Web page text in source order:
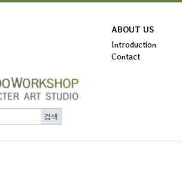
ABOUT US
Introduction
Contact